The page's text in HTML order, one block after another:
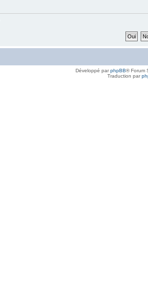
Développé parphpBB® Forum
Traduction par